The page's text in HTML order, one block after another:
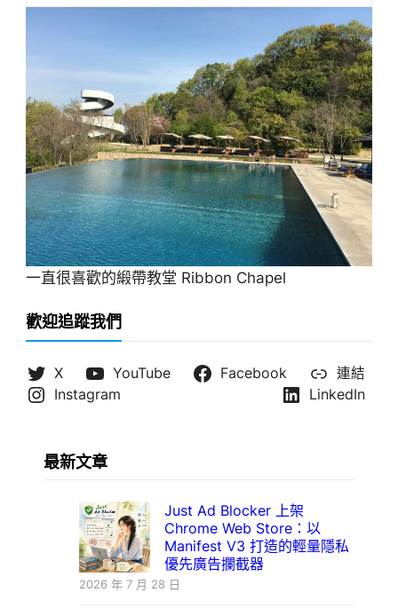
一直很喜歡的緞帶教堂 Ribbon Chapel
歡迎追蹤我們
X YouTube Facebook
連結
Instagram
LinkedIn
最新文章
Just Ad Blocker 上架
Chrome Web Store：以
Manifest V3 打造的輕量隱私
優先廣告攔截器
2026 年 7 月 28 日